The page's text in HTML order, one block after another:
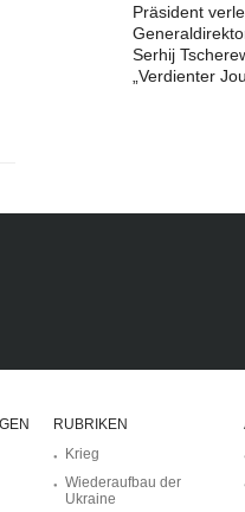
Präsident
Serhij
„Verdienter
RUBRIKEN
Krieg
Wiederaufbau der
Ukraine